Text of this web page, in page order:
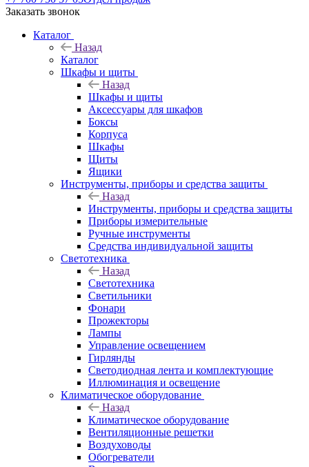
Заказать звонок
Каталог
Назад
Каталог
Шкафы и щиты
Назад
Шкафы и щиты
Аксессуары для шкафов
Боксы
Корпуса
Шкафы
Щиты
Ящики
Инструменты, приборы и средства защиты
Назад
Инструменты, приборы и средства защиты
Приборы измерительные
Ручные инструменты
Средства индивидуальной защиты
Светотехника
Назад
Светотехника
Светильники
Фонари
Прожекторы
Лампы
Управление освещением
Гирлянды
Светодиодная лента и комплектующие
Иллюминация и освещение
Климатическое оборудование
Назад
Климатическое оборудование
Вентиляционные решетки
Воздуховоды
Обогреватели